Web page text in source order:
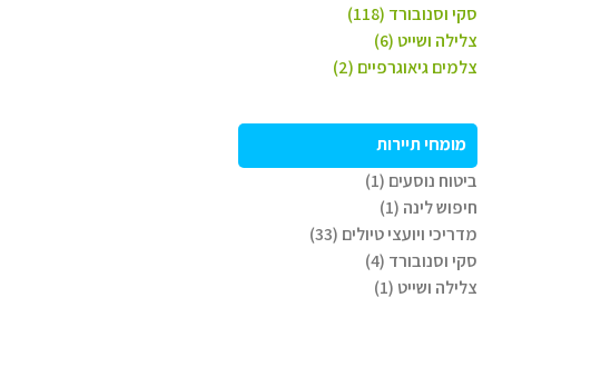
סקי וסנובורד (118)
צלילה ושייט (6)
צלמים גיאוגרפיים (2)
מומחי תיירות
ביטוח נוסעים (1)
חיפוש לינה (1)
מדריכי ויועצי טיולים (33)
סקי וסנובורד (4)
צלילה ושייט (1)